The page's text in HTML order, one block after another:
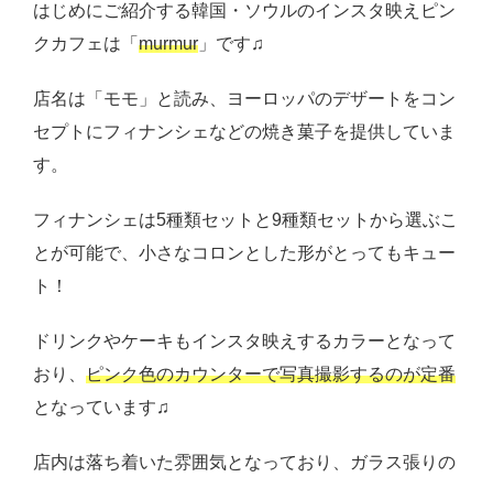
はじめにご紹介する韓国・ソウルのインスタ映えピン
クカフェは「 murmur 」です♫
店名は「モモ」と読み、ヨーロッパのデザートをコン
セプトにフィナンシェなどの焼き菓子を提供していま
す。
フィナンシェは5種類セットと9種類セットから選ぶこ
とが可能で、小さなコロンとした形がとってもキュー
ト！
ドリンクやケーキもインスタ映えするカラーとなって
おり、 ピンク色のカウンターで写真撮影するのが定番
となっています♫
店内は落ち着いた雰囲気となっており、ガラス張りの